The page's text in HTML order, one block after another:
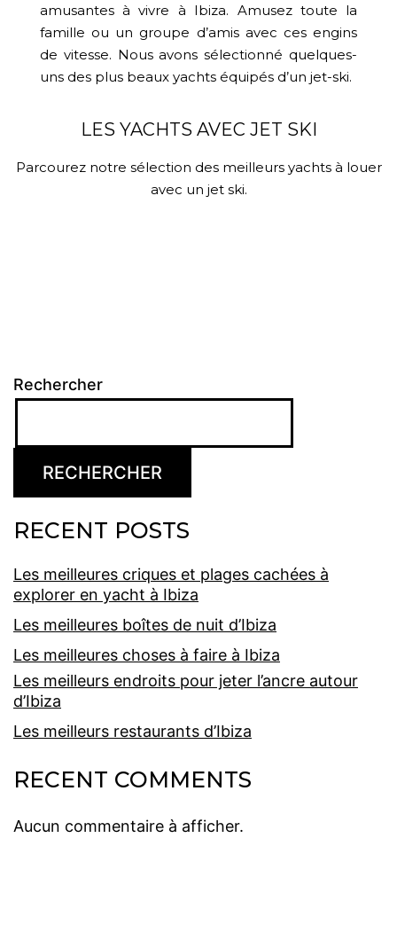
amusantes à vivre à Ibiza. Amusez toute la
famille ou un groupe d’amis avec ces engins
de vitesse. Nous avons sélectionné quelques-
uns des plus beaux yachts équipés d’un jet-ski.
LES YACHTS AVEC JET SKI
Parcourez notre sélection des meilleurs yachts à louer
avec un jet ski.
Rechercher
RECHERCHER
RECENT POSTS
Les meilleures criques et plages cachées à
explorer en yacht à Ibiza
Les meilleures boîtes de nuit d’Ibiza
Les meilleures choses à faire à Ibiza
Les meilleurs endroits pour jeter l’ancre autour
d’Ibiza
Les meilleurs restaurants d’Ibiza
RECENT COMMENTS
Aucun commentaire à afficher.